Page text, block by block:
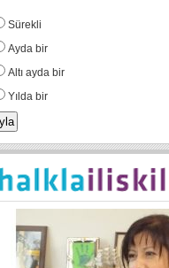
Sürekli
Ayda bir
Altı ayda bir
Yılda bir